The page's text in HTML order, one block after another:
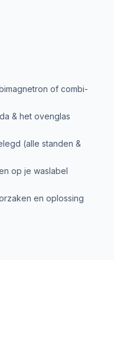
of combi-
& het ovenglas
(alle standen &
op je waslabel
en oplossing